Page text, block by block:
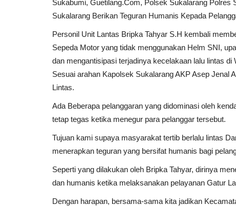
Sukabumi, Guetilang.Com, Polsek Sukalarang
Sukalarang Berikan Teguran Humanis Kepada
Personil Unit Lantas Bripka Tahyar S.H kembali
Sepeda Motor yang tidak menggunakan Helm SNI,
dan mengantisipasi terjadinya kecelakaan lalu lintas
Sesuai arahan Kapolsek Sukalarang AKP Asep Jenal
Lintas.
Ada Beberapa pelanggaran yang didominasi oleh
tetap tegas ketika menegur para pelanggar tersebut.
Tujuan kami supaya masyarakat tertib berlalu lintas
menerapkan teguran yang bersifat humanis bagi
Seperti yang dilakukan oleh Bripka Tahyar, dirinya
dan humanis ketika melaksanakan pelayanan Gatur
Dengan harapan, bersama-sama kita jadikan